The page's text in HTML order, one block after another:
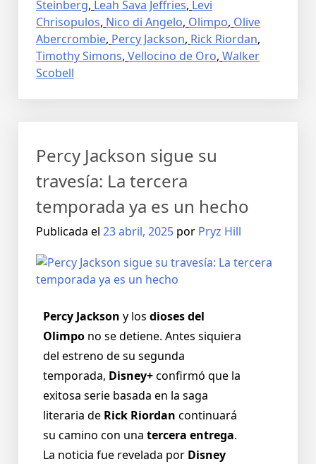
Steinberg, Leah Sava Jeffries, Levi
Chrisopulos, Nico di Angelo, Olimpo, Olive
Abercrombie, Percy Jackson, Rick Riordan,
Timothy Simons, Vellocino de Oro, Walker
Scobell
Percy Jackson sigue su
travesía: La tercera
temporada ya es un hecho
Publicada el 23 abril, 2025 por Pryz Hill
Percy Jackson y los dioses del
Olimpo no se detiene. Antes siquiera
del estreno de su segunda
temporada, Disney+confirmó que la
exitosa serie basada en la saga
literaria de Rick Riordan continuará
su camino con una tercera entrega.
La noticia fue revelada por Disney